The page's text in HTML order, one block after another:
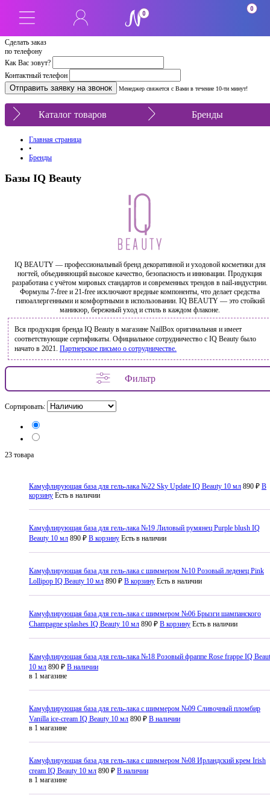
Сделать заказ
по телефону
Как Вас зовут?
Контактный телефон
Менеджер свяжется с Вами в течение 10-ти минут!
0
0
Каталог товаров Бренды
Главная страница
•
Бренды
Базы IQ Beauty
IQ BEAUTY — профессиональный бренд декоративной и уходовой косметики для
ногтей, объединяющий высокое качество, безопасность и инновации. Продукция
разработана с учётом мировых стандартов и современных трендов в nail-индустрии.
Формулы 7-free и 21-free исключают вредные компоненты, что делает средства
гипоаллергенными и комфортными в использовании. IQ BEAUTY — это стойкий
маникюр, бережный уход и стиль в каждом флаконе.
Вся продукция бренда IQ Beauty в магазине NailBox оригинальная и имеет
соответствующие сертификаты. Официальное сотрудничество с IQ Beauty было
начато в 2021. Партнерское письмо о сотрудничестве.
Фильтр
Сортировать:
23 товара
Камуфлирующая база для гель-лака №22 Sky Update IQ Beauty 10 мл 890 ₽ В
корзину Есть в наличии
Камуфлирующая база для гель-лака №19 Лиловый румянец Purple blush IQ
Beauty 10 мл 890 ₽ В корзину Есть в наличии
Камуфлирующая база для гель-лака с шиммером №10 Розовый леденец Pink
Lollipop IQ Beauty 10 мл 890 ₽ В корзину Есть в наличии
Камуфлирующая база для гель-лака с шиммером №06 Брызги шампанского
Champagne splashes IQ Beauty 10 мл 890 ₽ В корзину Есть в наличии
Камуфлирующая база для гель-лака №18 Розовый фраппе Rose frappe IQ
10 мл 890 ₽ В наличии
в 1 магазине
Камуфлирующая база для гель-лака с шиммером №09 Сливочный пломбир
Vanilla ice-cream IQ Beauty 10 мл 890 ₽ В наличии
в 1 магазине
Камуфлирующая база для гель-лака с шиммером №08 Ирландский крем Irish
cream IQ Beauty 10 мл 890 ₽ В наличии
в 1 магазине